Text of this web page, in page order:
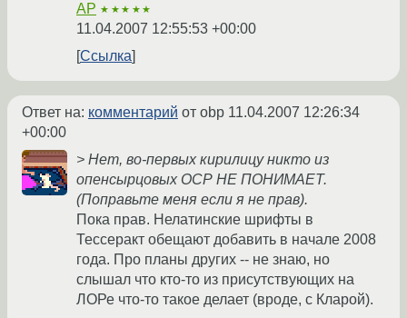
AP ★★★★★
11.04.2007 12:55:53 +00:00
Ссылка
Ответ на: комментарий от obp 11.04.2007 12:26:34
+00:00
> Нет, во-первых кирилицу никто из
опенсырцовых ОСР НЕ ПОНИМАЕТ.
(Поправьте меня если я не прав).
Пока прав. Нелатинские шрифты в
Тессеракт обещают добавить в начале 2008
года. Про планы других -- не знаю, но
слышал что кто-то из присутствующих на
ЛОРе что-то такое делает (вроде, с Кларой).